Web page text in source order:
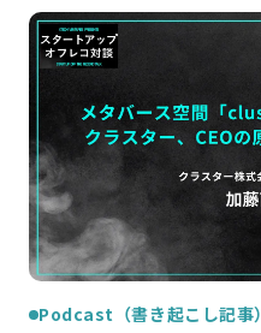
Podcast（書き起こし記事）